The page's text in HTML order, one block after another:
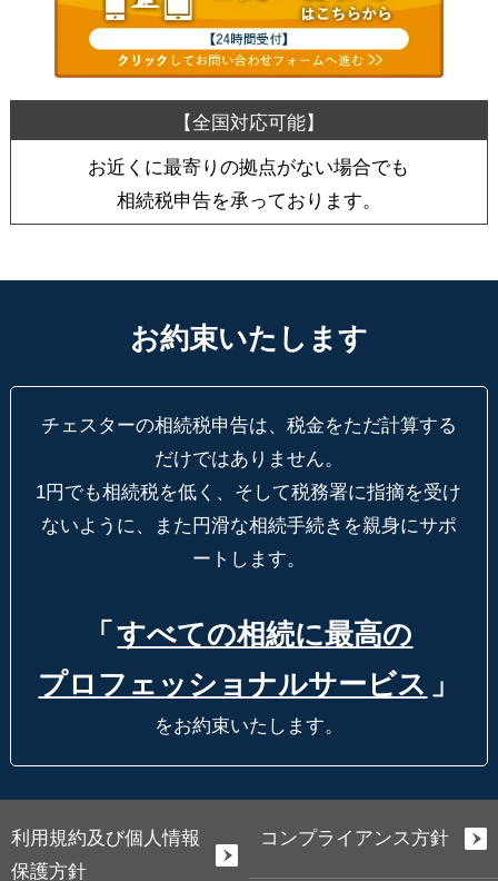
お近くに最寄りの拠点がない場合でも
相続税申告を承っております。
お約束いたします
チェスターの相続税申告は、税金をただ計算する
だけではありません。
1円でも相続税を低く、そして税務署に指摘を受け
ないように、
また円滑な相続手続きを親身にサポ
ートします。
「 すべての相続に最高の
プロフェッショナルサービス 」
をお約束いたします。
利用規約及び個人情報
保護方針
コンプライアンス方針